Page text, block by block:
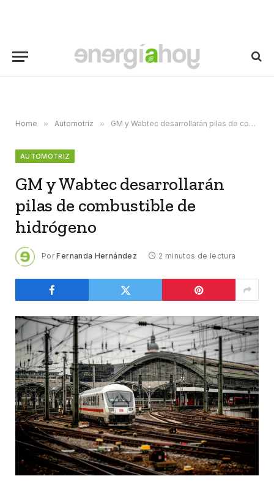
Home » Automotriz » GM y Wabtec desarrollarán pilas de combustible de hidrógeno
AUTOMOTRIZ
GM y Wabtec desarrollarán
pilas de combustible de
hidrógeno
Por Fernanda Hernández 2 minutos de lectura